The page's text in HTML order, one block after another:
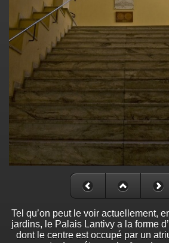
Tel qu’on peut le voir actuellement,
jardins, le Palais Lantivy a la forme
dont le centre est occupé par un